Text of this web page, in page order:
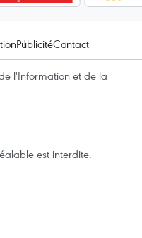
PublicitéContact
l'Information et de la
est interdite.